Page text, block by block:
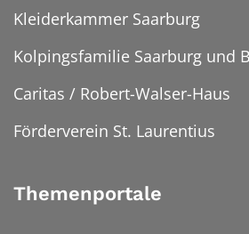
Kleiderkammer Saarburg
Kolpingsfamilie Saarburg und
Caritas / Robert-Walser-Haus
Förderverein St. Laurentius
Themenportale